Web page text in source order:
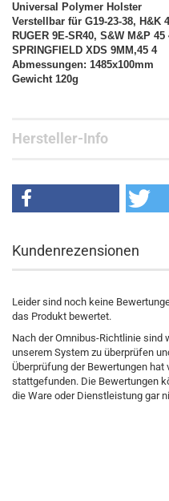
Universal Polymer Holster
Verstellbar für G19-23-38, H&K
RUGER 9E-SR40, S&W M&P
SPRINGFIELD XDS 9MM,45 4
Abmessungen: 1485x100mm
Gewicht 120g
Hersteller-Info
Kundenrezensionen
Leider sind noch keine
das Produkt bewertet.
Nach der Omnibus-Richtlinie sind
unserem System zu überprüfen
Überprüfung der Bewertungen
stattgefunden. Die Bewertungen
die Ware oder Dienstleistung gar